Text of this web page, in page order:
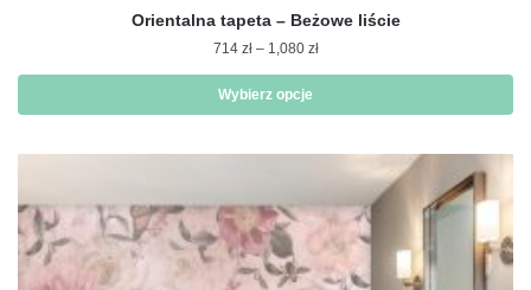
Orientalna tapeta – Beżowe liście
714 zł – 1,080 złZakres
714 zł
Wybierz opcje
produkt
wiele
wariantów.
Opcje